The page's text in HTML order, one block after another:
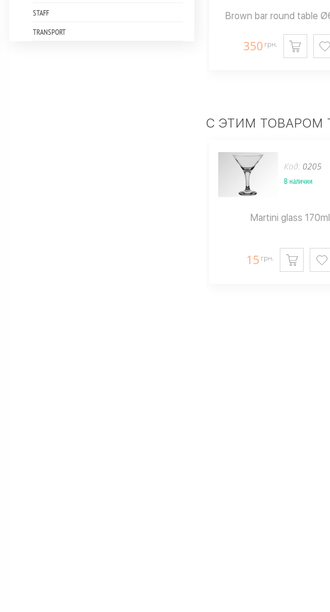
STAFF
TRANSPORT
Brown bar round table
350 грн.
С ЭТИМ ТОВАРОМ
Код: 0205
В наличии
Martini glass 170ml
15 грн.